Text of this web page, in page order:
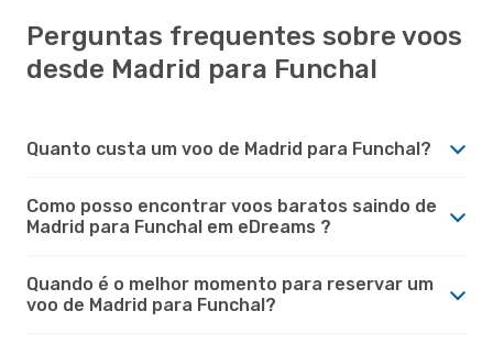
Perguntas frequentes sobre voos
desde Madrid para Funchal
Quanto custa um voo de Madrid para Funchal?
Como posso encontrar voos baratos saindo de
Madrid para Funchal em eDreams ?
Quando é o melhor momento para reservar um
voo de Madrid para Funchal?